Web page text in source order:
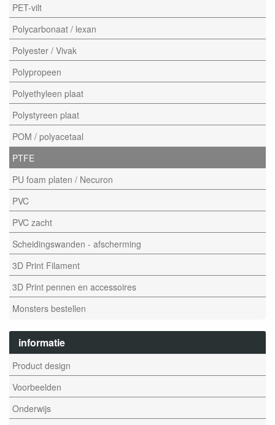
PET-vilt
Polycarbonaat / lexan
Polyester / Vivak
Polypropeen
Polyethyleen plaat
Polystyreen plaat
POM / polyacetaal
PTFE
PU foam platen / Necuron
PVC
PVC zacht
Scheidingswanden - afscherming
3D Print Filament
3D Print pennen en accessoires
Monsters bestellen
informatie
Product design
Voorbeelden
Onderwijs